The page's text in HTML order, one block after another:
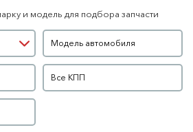
и модель для подбора запчасти
Модель автомобиля
Модель автомобиля
КПП
Все КПП